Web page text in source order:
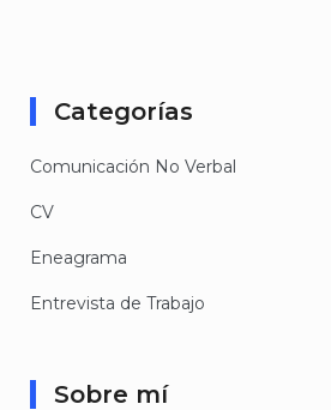
Categorías
Comunicación No Verbal
CV
Eneagrama
Entrevista de Trabajo
Sobre mí